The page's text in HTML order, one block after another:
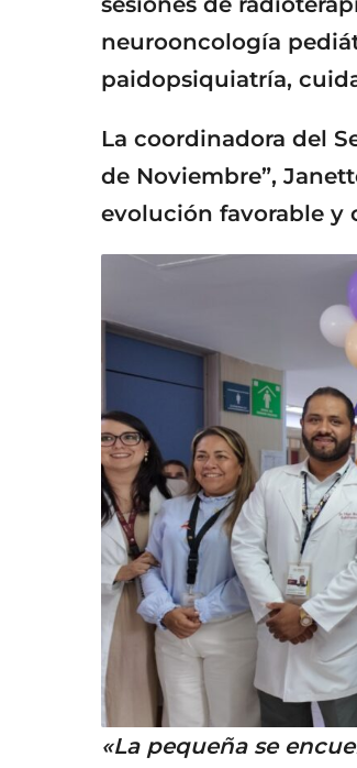
neurooncología
paidopsiquiatría,
La coordinadora del
de Noviembre”,
evolución favorable y
«La pequeña se